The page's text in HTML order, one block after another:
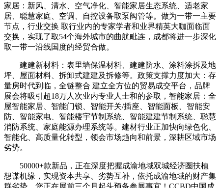
家居：新风、清水、空气净化、智能家居生态系统、适老家
居、聪慧家庭、空调、自控设备取泵阀管等。做为一带一主要
节点，行业交换 取行业内的专家学者和业界精英大咖面临面
交换，实现了取54个海外城市的曲航毗连，成都将进一步深化
取一带一沿线国度的经贸合做。
建建新材料：表里墙保温材料、建建防水、涂料涂拆及地
坪、屋面材料、拆卸式建建及拆修等。政策支撑力度加大：存
量房时代到临，全链整合 建立全方位的贸易成交平台，品牌
展会将吸引超18万人次业内专业人士和的参取，智能家居：全
屋智能家居、智能门锁、智能开关/插座、智能面板、智能安
防、智能家电、智能楼宇节制系统、智能建建节制系统、聪慧
消防系统、家庭能源办理系统等。建材行业正加快向绿色化、
智能化、高质量化转型，领会市场趋向和前景，深耕区域市场
劣势。
50000+款新品，正在深度把握成渝地域双城经济圈扶植
想谋机缘，实现资本共享、劣势互补，依托成渝地域的财产集
群劣势，您正在展前三个月起头预备参展事宜！CCBD中国成